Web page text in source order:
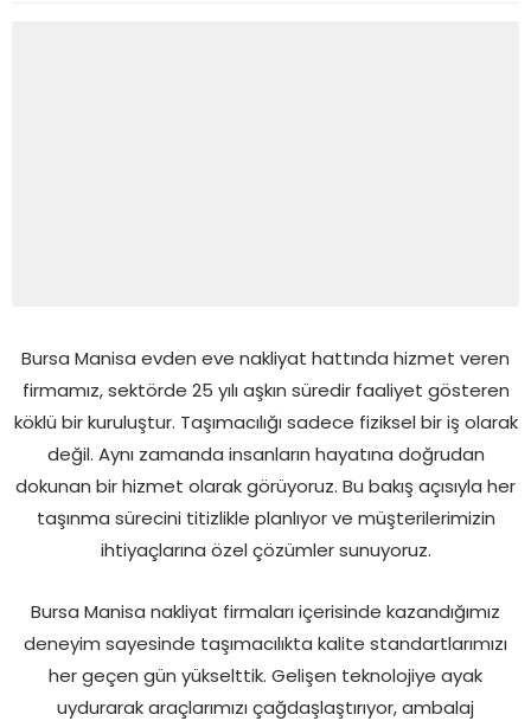
Bursa Manisa evden eve nakliyat hattında hizmet veren
firmamız, sektörde 25 yılı aşkın süredir faaliyet gösteren
köklü bir kuruluştur. Taşımacılığı sadece fiziksel bir iş olarak
değil. Aynı zamanda insanların hayatına doğrudan
dokunan bir hizmet olarak görüyoruz. Bu bakış açısıyla her
taşınma sürecini titizlikle planlıyor ve müşterilerimizin
ihtiyaçlarına özel çözümler sunuyoruz.
Bursa Manisa nakliyat firmaları içerisinde kazandığımız
deneyim sayesinde taşımacılıkta kalite standartlarımızı
her geçen gün yükselttik. Gelişen teknolojiye ayak
uydurarak araçlarımızı çağdaşlaştırıyor, ambalaj